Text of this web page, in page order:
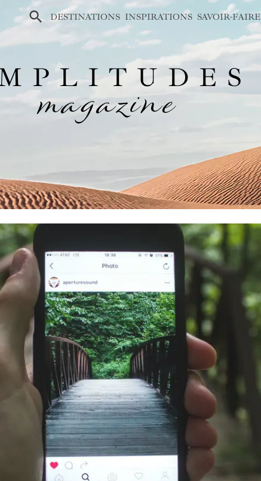
× DESTINATIONS INSPIRATIONS SAVOIR-FAIRE
magazine